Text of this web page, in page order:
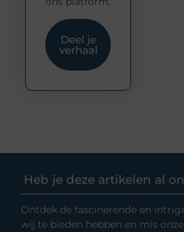
Deel je
verhaal
Heb je deze artikelen al
Ontdek de fascinerende en
wij te bieden hebben en mis